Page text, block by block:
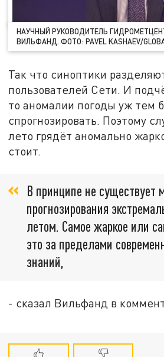
НАУЧНЫЙ РУКОВОДИТЕЛЬ
ВИЛЬФАНД. ФОТО: PAVEL KASHAEV/
Так что синоптики
пользователей Сети. И
то аномалии погоды уж тем
спрогнозировать. Поэтому
лето грядёт аномально
стоит.
В принципе не существует
прогнозирования
летом. Самое жаркое или
это за пределами
знаний,
- сказал Вильфанд в